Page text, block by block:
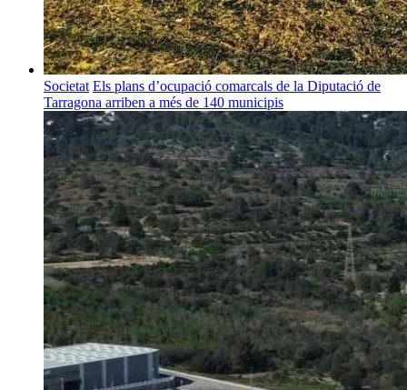
Societat Els plans d’ocupació comarcals de la Diputació de
Tarragona arriben a més de 140 municipis